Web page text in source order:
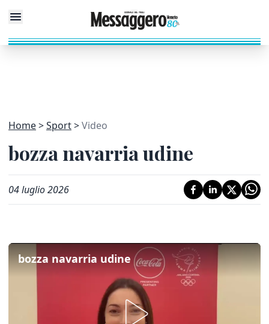
Home Sport Video
bozza navarria udine
04 luglio 2026
bozza navarria udine